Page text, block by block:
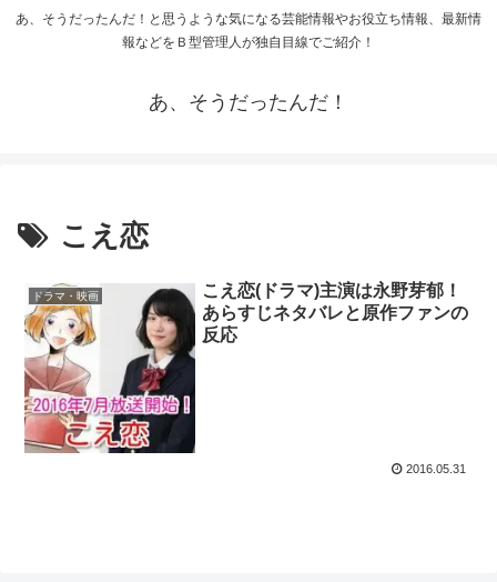
あ、そうだったんだ！と思うような気になる芸能情報やお役立ち情報、最新情
報などをＢ型管理人が独自目線でご紹介！
あ、そうだったんだ！
こえ恋
ドラマ・映画
こえ恋(ドラマ)主演は永野芽郁！
あらすじネタバレと原作ファンの
反応
2016.05.31